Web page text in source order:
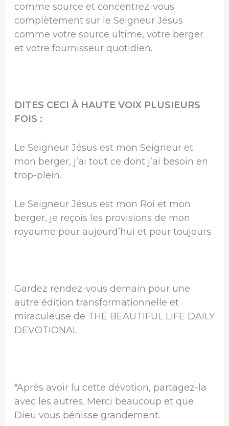
comme source et concentrez-vous
complètement sur le Seigneur Jésus
comme votre source ultime, votre berger
et votre fournisseur quotidien.
DITES CECI À HAUTE VOIX PLUSIEURS
FOIS :
Le Seigneur Jésus est mon Seigneur et
mon berger, j’ai tout ce dont j’ai besoin en
trop-plein.
Le Seigneur Jésus est mon Roi et mon
berger, je reçois les provisions de mon
royaume pour aujourd’hui et pour toujours.
Gardez rendez-vous demain pour une
autre édition transformationnelle et
miraculeuse de THE BEAUTIFUL LIFE DAILY
DEVOTIONAL
*Après avoir lu cette dévotion, partagez-la
avec les autres. Merci beaucoup et que
Dieu vous bénisse grandement.